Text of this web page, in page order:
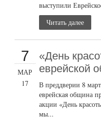
выступили
Читать далее
7
МАР
17
«День
еврейской
В преддверии 8
еврейская община
акции «День
мы...